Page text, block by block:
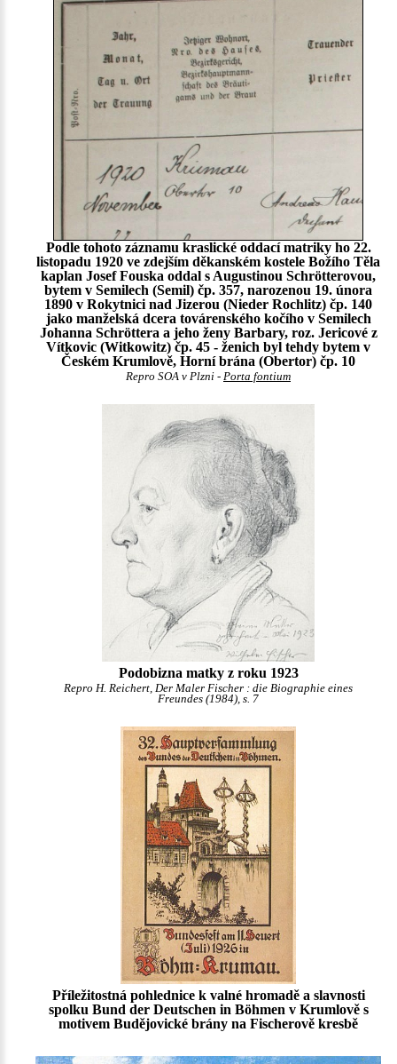
Podle tohoto záznamu kraslické oddací matriky ho 22.
listopadu 1920 ve zdejším děkanském kostele Božího Těla
kaplan Josef Fouska oddal s Augustinou Schrötterovou,
bytem v Semilech (Semil) čp. 357, narozenou 19. února
1890 v Rokytnici nad Jizerou (Nieder Rochlitz) čp. 140
jako manželská dcera továrenského kočího v Semilech
Johanna Schröttera a jeho ženy Barbary, roz. Jericové z
Vítkovic (Witkowitz) čp. 45 - ženich byl tehdy bytem v
Českém Krumlově, Horní brána (Obertor) čp. 10
Repro SOA v Plzni - Porta fontium
Podobizna matky z roku 1923
Repro H. Reichert, Der Maler Fischer : die Biographie eines
Freundes (1984), s. 7
Příležitostná pohlednice k valné hromadě a slavnosti
spolku Bund der Deutschen in Böhmen v Krumlově s
motivem Budějovické brány na Fischerově kresbě